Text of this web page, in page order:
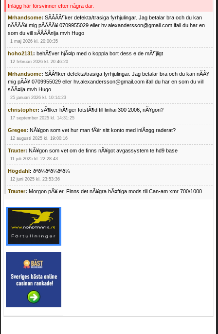
Inlägg här försvinner efter några dar.
Mrhandsome: SÃÂÃÂ¶ker defekta/trasiga fyrhjulingar. Jag betalar bra och du kan
nÃÂÃÂ¥ mig pÃÂÃÂ¥ 0709955029 eller hv.alexandersson@gmail.com ifall du har en
som du vill sÃÂÃÂ¤lja mvh Hugo
1 maj 2026 kl. 20:00:35
hoho2131: behÃ¶ver hjÃ¤lp med o koppla bort dess e de mÃ¶jligt
12 februari 2026 kl. 20:46:20
Mrhandsome: SÃÂ¶ker defekta/trasiga fyrhjulingar. Jag betalar bra och du kan nÃÂ¥
mig pÃÂ¥ 0709955029 eller hv.alexandersson@gmail.com ifall du har en som du vill
sÃÂ¤lja mvh Hugo
25 januari 2026 kl. 10:14:23
christopher: sÃ¶ker hÃ¶ger fotstÃ¶d till linhai 300 2006, nÃ¥gon?
17 september 2025 kl. 14:31:25
Gregee: NÃ¥gon som vet hur man fÃ¥r sitt konto med inlÃ¤gg raderat?
12 augusti 2025 kl. 19:00:16
Traxter: NÃ¥gon som vet om de finns nÃ¥got avgassystem te hd9 base
11 juli 2025 kl. 22:28:43
Högdahl: ðªð¼ðªð¼ðªð¼
12 juni 2025 kl. 23:53:36
Traxter: Morgon pÃ¥ er. Finns det nÃ¥gra hÃ¤ftiga mods till Can-am xmr 700/1000
Mrhandsome:SÃ¶ker defekta/trasiga fyrhjulingar. Jag betalar bra och du kan nÃ¥ mig
pÃ¥ 0709955029 eller hv.alexandersson@gmail.com ifall du har en som du vill sÃ¤lja
mvh Hugo
21 februari 2025 kl. 09:25:52
Oscar5:NÃ¥gon som vet vad man kan begÃ¤ra fÃ¶r en Honda TRX 350 FE 2005
4 februari 2025 kl. 19:20:50
Oscar5:44
4 februari 2025 kl. 19:15:36
Greger59:NÃ¤gon som vet har en Cetek 500 EFI
15 januari 2025 kl. 23:49:44
Mrhandsome:SÃÂ¶ker defekta/trasiga fyrhjulingar. Jag betalar bra och du kan nÃÂ¥